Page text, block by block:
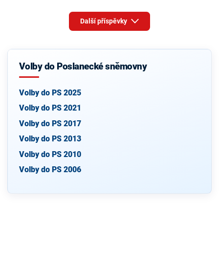
Další příspěvky
Volby do Poslanecké sněmovny
Volby do PS 2025
Volby do PS 2021
Volby do PS 2017
Volby do PS 2013
Volby do PS 2010
Volby do PS 2006